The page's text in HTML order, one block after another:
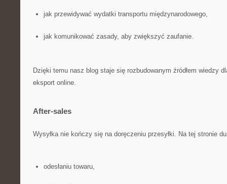
jak przewidywać wydatki transportu międzynarodowego,
jak komunikować zasady, aby zwiększyć zaufanie.
Dzięki temu nasz blog staje się rozbudowanym źródłem wiedzy
eksport online.
After-sales
Wysyłka nie kończy się na doręczeniu przesyłki. Na tej stronie
odesłaniu towaru,